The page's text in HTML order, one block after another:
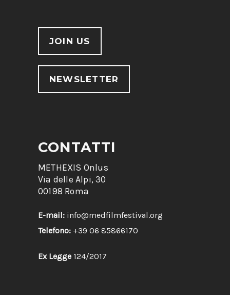
JOIN US
NEWSLETTER
CONTATTI
METHEXIS Onlus
Via delle Alpi, 30
00198 Roma
E-mail: info@medfilmfestival.org
Telefono: +39 06 85866170
Ex Legge 124/2017